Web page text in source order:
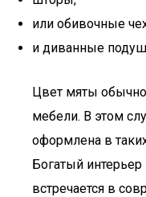
или обивочные
и диванные
Цвет мяты обычно
мебели. В этом
оформлена в
Богатый
встречается в